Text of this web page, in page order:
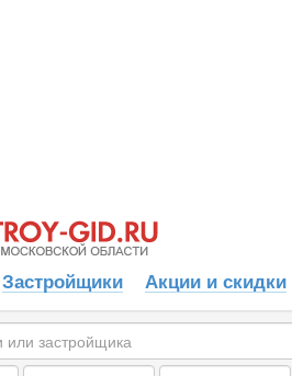
Застройщики Акции и скидки